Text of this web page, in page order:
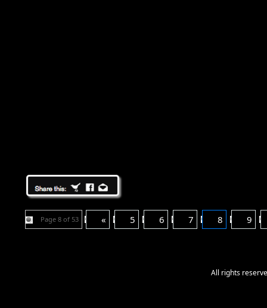
Page 8 of 53 « 5 6 7 8 9
All rights